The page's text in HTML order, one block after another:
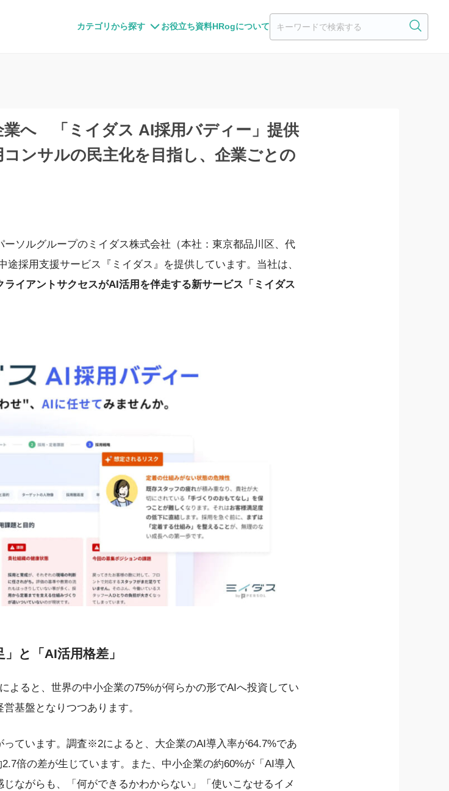
カテゴリから探す お役立ち資料HRogについて
業へ 「ミイダス AI採用バディー」提供
ンサルの民主化を目指し、企業ごとの
ーソルグループのミイダス株式会社（本社：東京都品川区、代
採用支援サービス『ミイダス』を提供しています。当社は、
イアントサクセスがAI活用を伴走する新サービス「ミイダス
と「AI活用格差」
ると、世界の中小企業の75%が何らかの形でAIへ投資してい
基盤となりつつあります。
ています。調査※2によると、大企業のAI導入率が64.7%であ
倍の差が生じています。また、中小企業の約60%が「AI導入
ながらも、「何ができるかわからない」「使いこなせるイメ